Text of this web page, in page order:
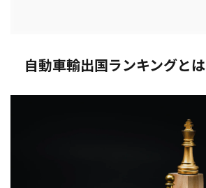
自動車輸出国ランキングとは